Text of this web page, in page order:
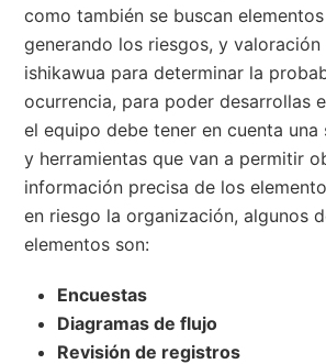
como también se buscan
generando los riesgos, y valoración
ishikawua para determinar la
ocurrencia, para poder desarrollas
el equipo debe tener en cuenta una
y herramientas que van a permitir
información precisa de los
en riesgo la organización, algunos
elementos son:
Encuestas
Diagramas de flujo
Revisión de registros